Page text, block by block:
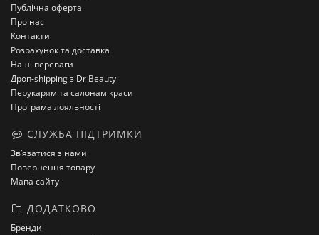
Публічна оферта
Про нас
Контакти
Розрахунок та доставка
Наші переваги
Дроп-shipping з Dr Beauty
Перукарям та салонам краси
Програма лояльності
СЛУЖБА ПІДТРИМКИ
Зв’язатися з нами
Повернення товару
Мапа сайту
ДОДАТКОВО
Бренди